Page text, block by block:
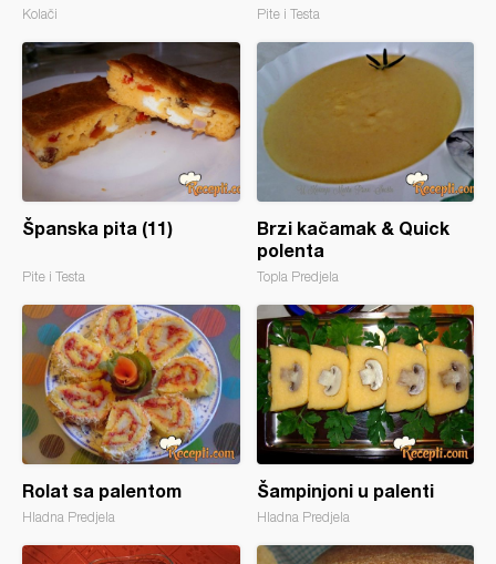
Kolači Pite i Testa
Španska pita (11)
Pite i Testa
Brzi kačamak & Quick
polenta
Topla Predjela
Rolat sa palentom
Hladna Predjela
Šampinjoni u palenti
Hladna Predjela